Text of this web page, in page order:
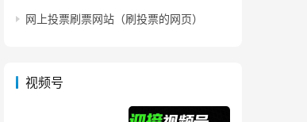
网上投票刷票网站（刷投票的网页）
视频号